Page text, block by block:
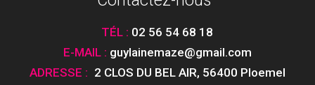
TÉL : 02 56 54 68 18
E-MAIL : guylainemaze@gmail.com
ADRESSE : 2 CLOS DU BEL AIR, 56400 Ploemel